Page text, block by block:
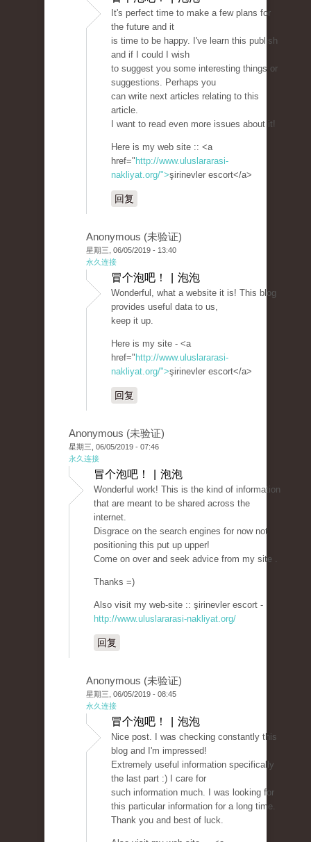
It's perfect time to make a few plans for
the future and it
is time to be happy. I've learn this publish
and if I could I wish
to suggest you some interesting things or
suggestions. Perhaps you
can write next articles relating to this
article.
I want to read even more issues about it!
Here is my web site :: <a
href=" http://www.uluslararasi-
nakliyat.org/">şirinevler escort</a>
回复
Anonymous (未验证)
星期三, 06/05/2019 - 13:40
永久连接
冒个泡吧！ | 泡泡
Wonderful, what a website it is! This blog
provides useful data to us,
keep it up.
Here is my site - <a
href=" http://www.uluslararasi-
nakliyat.org/">şirinevler escort</a>
回复
Anonymous (未验证)
星期三, 06/05/2019 - 07:46
永久连接
冒个泡吧！ | 泡泡
Wonderful work! This is the kind of information
that are meant to be shared across the
internet.
Disgrace on the search engines for now not
positioning this put up upper!
Come on over and seek advice from my site .
Thanks =)
Also visit my web-site :: şirinevler escort -
http://www.uluslararasi-nakliyat.org/
回复
Anonymous (未验证)
星期三, 06/05/2019 - 08:45
永久连接
冒个泡吧！ | 泡泡
Nice post. I was checking constantly this
blog and I'm impressed!
Extremely useful information specifically
the last part :) I care for
such information much. I was looking for
this particular information for a long time.
Thank you and best of luck.